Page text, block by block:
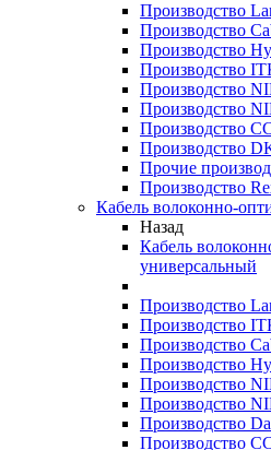
Производство
Производство
Производство
Производство
Производство
Производство
Производство
Производство
Прочие
Производство
Кабель волоконно-
Назад
Кабель
универсальный
Производство
Производство
Производство
Производство
Производство
Производство
Производство
Производство